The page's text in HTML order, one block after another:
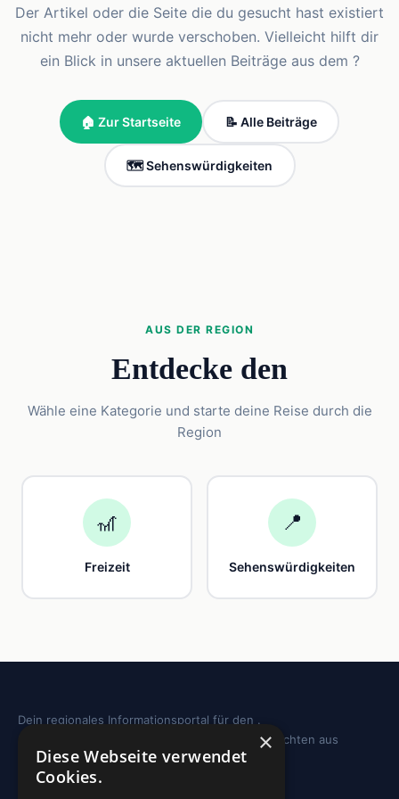
Der Artikel oder die Seite die du gesucht hast existiert
nicht mehr oder wurde verschoben. Vielleicht hilft dir
ein Blick in unsere aktuellen Beiträge aus dem ?
🏠 Zur Startseite 📝 Alle Beiträge
🗺️ Sehenswürdigkeiten
AUS DER REGION
Entdecke den
Wähle eine Kategorie und starte deine Reise durch die
Region
🎢
Freizeit
📍
Sehenswürdigkeiten
Dein regionales Informationsportal für den .
Sehenswürdigkeiten, Ausflugstipps und Geschichten aus
deiner Region.
×
Diese Webseite verwendet
Cookies.